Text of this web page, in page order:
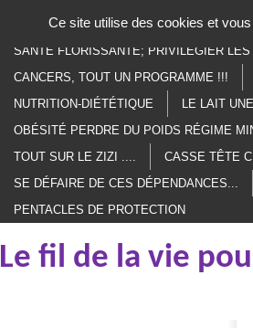
ACCUEIL PARANORMAL
SANTÉ FLORISSANTE; PRIVILÉGIER
CANCERS, TOUT UN PROGRAMME !!!
NUTRITION-DIÉTÉTIQUE
LE LAIT
OBÉSITÉ PERDRE DU POIDS RÉGIME
TOUT SUR LE ZIZI ....
CASSE TÊTE
SE DÉFAIRE DE CES DÉPENDANCES...
PENTACLES DE PROTECTION
Le fil de la vie
Ce site utilise des cookies et